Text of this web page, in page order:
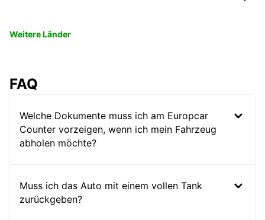
Weitere Länder
FAQ
Welche Dokumente muss ich am Europcar
Counter vorzeigen, wenn ich mein Fahrzeug
abholen möchte?
Muss ich das Auto mit einem vollen Tank
zurückgeben?